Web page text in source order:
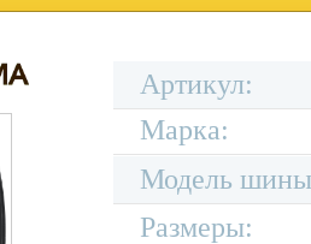
Артикул:
Марка:
Модель
Размеры: